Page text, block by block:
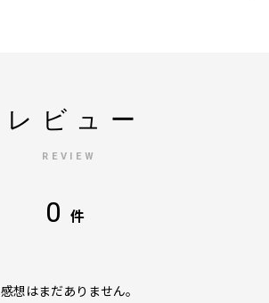
レビュー
REVIEW
0 件
感想はまだありません。